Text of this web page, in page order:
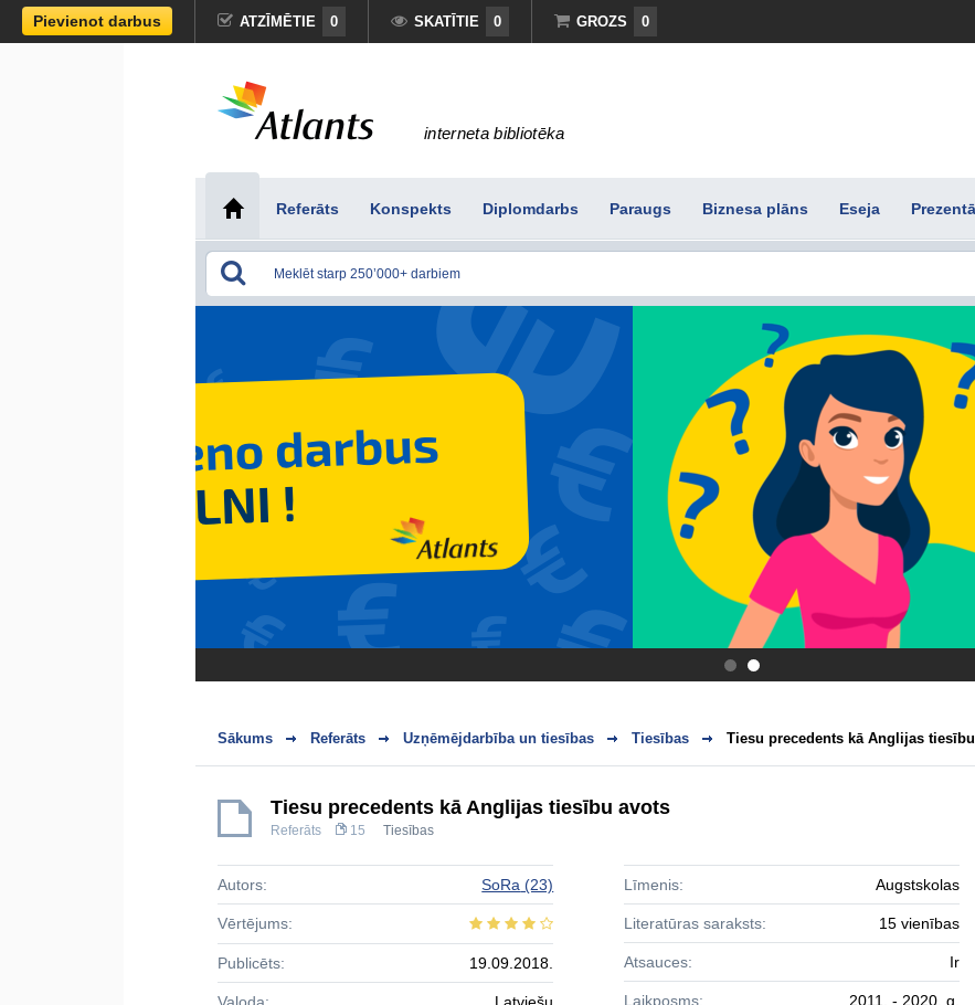
Pievienot darbus ATZĪMĒTIE 0 SKATĪTIE 0 GROZS 0
interneta bibliotēka
Referāts Konspekts Diplomdarbs Paraugs Biznesa plāns Eseja
.
Sākums Referāts Uzņēmējdarbība un tiesības Tiesības Tiesu precedents kā Anglijas
Tiesu precedents kā Anglijas tiesību avots
Referāts 15 Tiesības
Autors: SoRa (23)
Vērtējums:
Publicēts: 19.09.2018.
Līmenis: Augstskolas
Literatūras saraksts: 15 vienības
Atsauces: Ir
Laikposms: 2011. - 2020. g.